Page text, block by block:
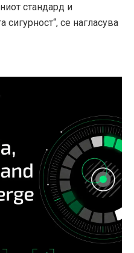
стандард и
сигурност“, се нагласува